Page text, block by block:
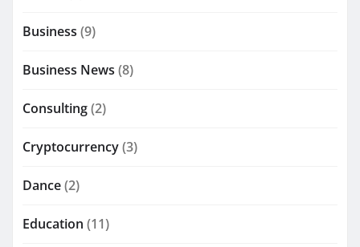
Business (9)
Business News (8)
Consulting(2)
Cryptocurrency(3)
Dance(2)
Education (11)